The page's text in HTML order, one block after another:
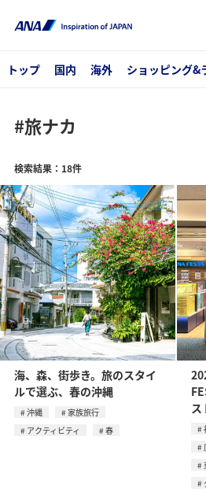
トップ 国内 海外 ショッピング&
#旅ナカ
検索結果：18件
海、森、街歩き。旅のスタイ
ルで選ぶ、春の沖縄
沖縄
家族旅行
アクティビティ
春
ス